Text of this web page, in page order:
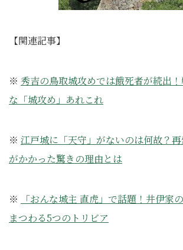
【関連記事】
※ 秀吉の鳥取城攻めでは餓死者が続出
な「城攻め」あれこれ
※ 江戸城に「天守」がないのは何故？再
がかかった驚きの理由とは
※
「おんな城主 直虎」で話題！井伊家
まつわる5つのトリビア